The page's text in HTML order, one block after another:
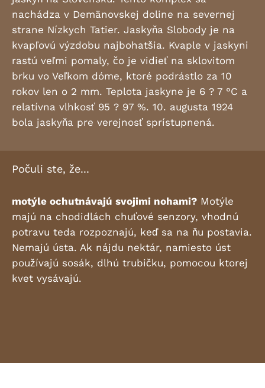
nachádza v Demänovskej doline na severnej
strane Nízkych Tatier. Jaskyňa Slobody je na
kvapľovú výzdobu najbohatšia. Kvaple v jaskyni
rastú veľmi pomaly, čo je vidieť na sklovitom
brku vo Veľkom dóme, ktoré podrástlo za 10
rokov len o 2 mm. Teplota jaskyne je 6 ? 7 °C a
relatívna vlhkosť 95 ? 97 %. 10. augusta 1924
bola jaskyňa pre verejnosť sprístupnená.
Počuli ste, že...
motýle ochutnávajú svojimi nohami? Motýle
majú na chodidlách chuťové senzory, vhodnú
potravu teda rozpoznajú, keď sa na ňu postavia.
Nemajú ústa. Ak nájdu nektár, namiesto úst
používajú sosák, dlhú trubičku, pomocou ktorej
kvet vysávajú.